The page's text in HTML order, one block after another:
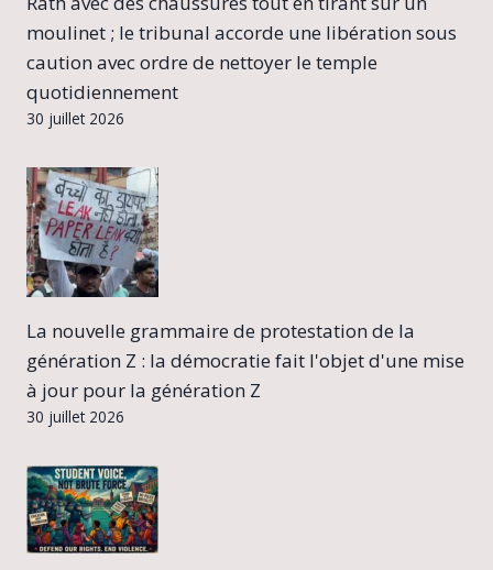
moulinet ; le tribunal accorde une libération sous
caution avec ordre de nettoyer le temple
quotidiennement
30 juillet 2026
La nouvelle grammaire de protestation de la
génération Z : la démocratie fait l'objet d'une mise
à jour pour la génération Z
30 juillet 2026